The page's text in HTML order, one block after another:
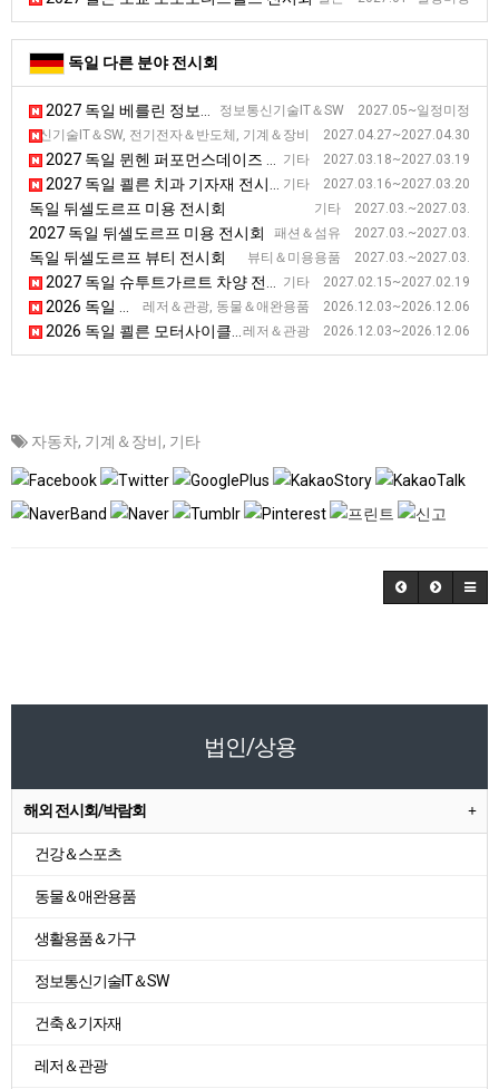
독일 다른 분야 전시회
정보통신기술IT＆SW 2027.05~일정미정
2027 독일 베를린 정보통신 전시회
정보통신기술IT＆SW, 전기전자＆반도체, 기계＆장비 2027.04.27~2027.04.30
2027 독일 슈투트가르트 품질관리 전시회 [Control]
기타 2027.03.18~2027.03.19
2027 독일 뮌헨 퍼포먼스데이즈 기능성 패션 소재 박람회(상반기)
기타 2027.03.16~2027.03.20
2027 독일 쾰른 치과 기자재 전시회
기타 2027.03.~2027.03.
독일 뒤셀도르프 미용 전시회
패션＆섬유 2027.03.~2027.03.
2027 독일 뒤셀도르프 미용 전시회
뷰티＆미용용품 2027.03.~2027.03.
독일 뒤셀도르프 뷰티 전시회
기타 2027.02.15~2027.02.19
2027 독일 슈투트가르트 차양 전시회
레저＆관광, 동물＆애완용품 2026.12.03~2026.12.06
2026 독일 하노버 승마 및 컨트리 라이프 전시회 [PASSION PFERD]
레저＆관광 2026.12.03~2026.12.06
2026 독일 쾰른 모터사이클 및 스쿠터 전시회 [Intermot]
자동차, 기계＆장비, 기타
법인/상용
해외 전시회/박람회
건강＆스포츠
동물＆애완용품
생활용품＆가구
정보통신기술IT＆SW
건축＆기자재
레저＆관광